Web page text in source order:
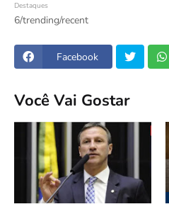
Destaques
6/trending/recent
Facebook
Você Vai Gostar